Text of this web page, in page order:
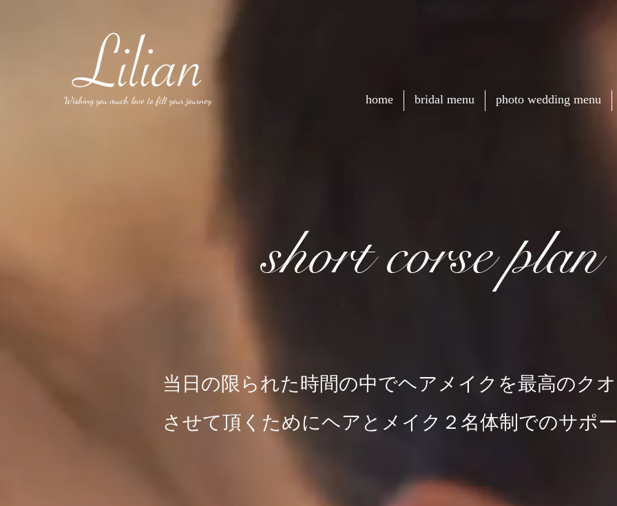
home bridal menu photo wedding menu
Wishing you much love to fill your journey
short corse plan
当日の限られた時間の中でヘアメイクを最高のク
させて頂くためにヘアとメイク２名体制でのサポ